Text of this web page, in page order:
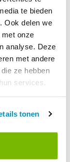
te bieden
Ook delen we
onze
analyse. Deze
met andere
ze hebben
services.
tonen